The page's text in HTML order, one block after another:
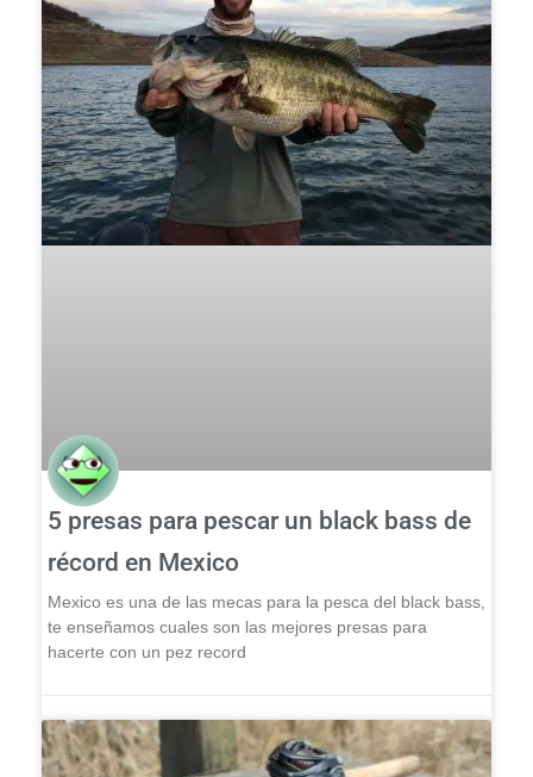
5 presas para pescar un black bass de
récord en Mexico
Mexico es una de las mecas para la pesca del black bass,
te enseñamos cuales son las mejores presas para
hacerte con un pez record